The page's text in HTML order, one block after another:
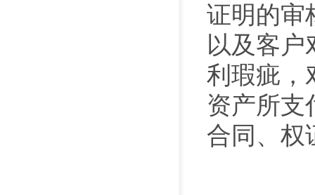
证明的审
以及客
利瑕疵，
资产所支
合同、权